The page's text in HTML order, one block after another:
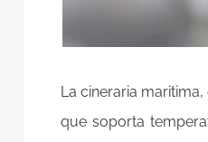
La cineraria
que soporta